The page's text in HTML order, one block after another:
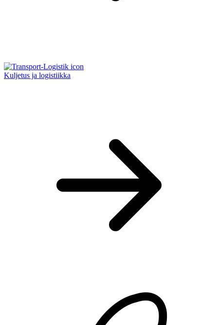
Kuljetus ja logistiikka